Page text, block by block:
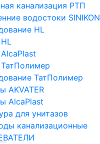
канализация РТП
водостоки SINIKON
HL
ТатПолимер
AKVATER
AlcaPlast
для унитазов
канализационные